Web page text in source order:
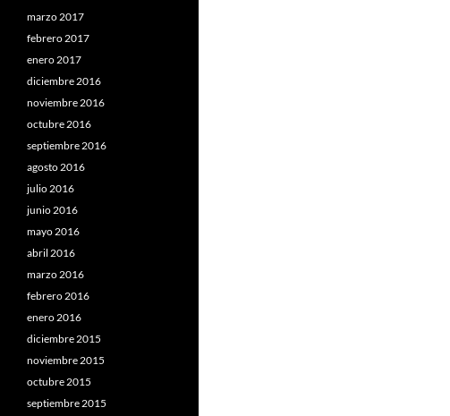
marzo 2017
febrero 2017
enero 2017
diciembre 2016
noviembre 2016
octubre 2016
septiembre 2016
agosto 2016
julio 2016
junio 2016
mayo 2016
abril 2016
marzo 2016
febrero 2016
enero 2016
diciembre 2015
noviembre 2015
octubre 2015
septiembre 2015